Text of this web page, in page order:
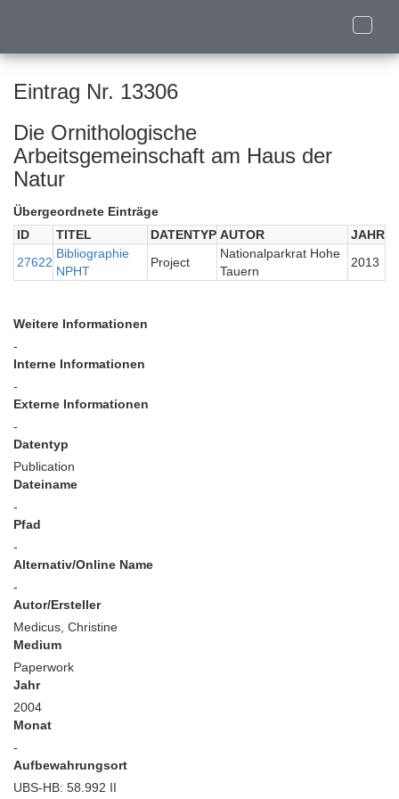
Toggle
Eintrag Nr. 13306
Die Ornithologische
Arbeitsgemeinschaft am Haus der
Natur
Übergeordnete Einträge
ID
TITEL DATENTYP AUTOR
JAHR
27622
Bibliographie
NPHT
Project
Nationalparkrat Hohe
Tauern
2013
Weitere Informationen
-
Interne Informationen
-
Externe Informationen
-
Datentyp
Publication
Dateiname
-
Pfad
-
Alternativ/Online Name
-
Autor/Ersteller
Medicus, Christine
Medium
Paperwork
Jahr
2004
Monat
-
Aufbewahrungsort
UBS-HB: 58.992 II